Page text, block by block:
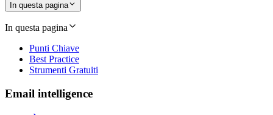
In questa pagina
In questa pagina
Punti Chiave
Best Practice
Strumenti Gratuiti
Email intelligence